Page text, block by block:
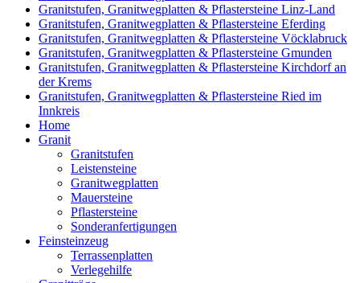
Granitstufen, Granitwegplatten & Pflastersteine Linz-Land
Granitstufen, Granitwegplatten & Pflastersteine Eferding
Granitstufen, Granitwegplatten & Pflastersteine Vöcklabruck
Granitstufen, Granitwegplatten & Pflastersteine Gmunden
Granitstufen, Granitwegplatten & Pflastersteine Kirchdorf an
der Krems
Granitstufen, Granitwegplatten & Pflastersteine Ried im
Innkreis
Home
Granit
Granitstufen
Leistensteine
Granitwegplatten
Mauersteine
Pflastersteine
Sonderanfertigungen
Feinsteinzeug
Terrassenplatten
Verlegehilfe